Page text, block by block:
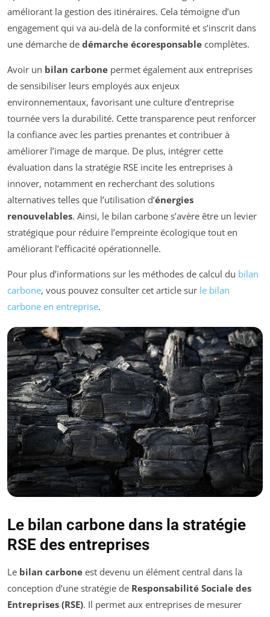
améliorant la gestion des itinéraires. Cela témoigne d’un
engagement qui va au-delà de la conformité et s’inscrit dans
une démarche de démarche écoresponsable complètes.
Avoir un bilan carbone permet également aux entreprises
de sensibiliser leurs employés aux enjeux
environnementaux, favorisant une culture d’entreprise
tournée vers la durabilité. Cette transparence peut renforcer
la confiance avec les parties prenantes et contribuer à
améliorer l’image de marque. De plus, intégrer cette
évaluation dans la stratégie RSE incite les entreprises à
innover, notamment en recherchant des solutions
alternatives telles que l’utilisation d’énergies
renouvelables. Ainsi, le bilan carbone s’avère être un levier
stratégique pour réduire l’empreinte écologique tout en
améliorant l’efficacité opérationnelle.
Pour plus d’informations sur les méthodes de calcul du bilan
carbone, vous pouvez consulter cet article sur le bilan
carbone en entreprise.
Le bilan carbone dans la stratégie
RSE des entreprises
Le bilan carbone est devenu un élément central dans la
conception d’une stratégie de Responsabilité Sociale des
Entreprises (RSE). Il permet aux entreprises de mesurer